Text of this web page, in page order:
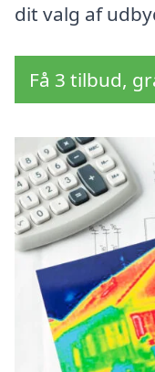
dit valg af
Få 3 tilbud,